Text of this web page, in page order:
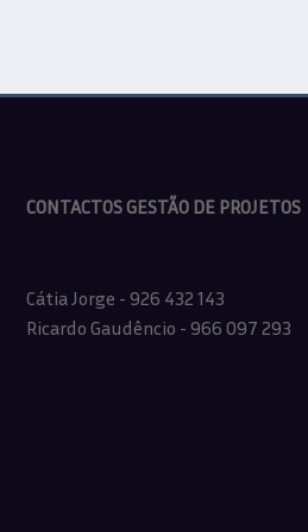
CONTACTOS GESTÃO DE PROJETOS
Cátia Jorge - 926 432 143
Ricardo Gaudêncio - 966 097 293